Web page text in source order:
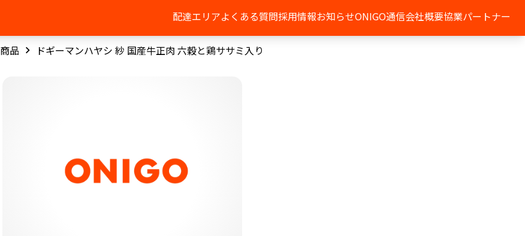
配達エリアよくある質問採用情報お知らせONIGO通信会社概要協業パートナー
商品 ドギーマンハヤシ 紗 国産牛正肉 六穀と鶏ササミ入り